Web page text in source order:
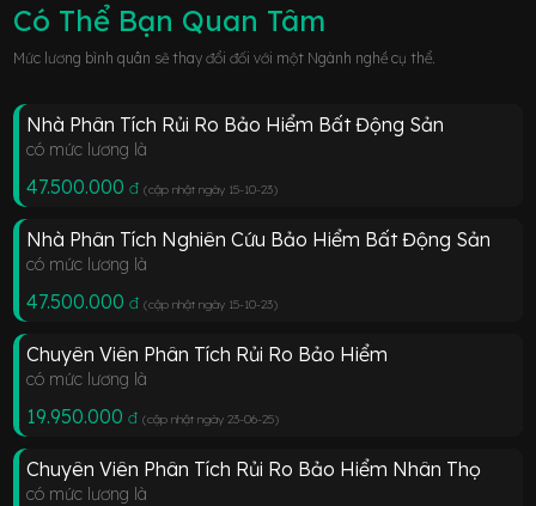
Có Thể Bạn Quan Tâm
Mức lương bình quân sẽ thay đổi đối với một Ngành nghề cụ thể.
Nhà Phân Tích Rủi Ro Bảo Hiểm Bất Động Sản
có mức lương là
47.500.000 đ (cập nhật ngày 15-10-23)
Nhà Phân Tích Nghiên Cứu Bảo Hiểm Bất Động Sản
có mức lương là
47.500.000 đ (cập nhật ngày 15-10-23)
Chuyên Viên Phân Tích Rủi Ro Bảo Hiểm
có mức lương là
19.950.000 đ (cập nhật ngày 23-06-25)
Chuyên Viên Phân Tích Rủi Ro Bảo Hiểm Nhân Thọ
có mức lương là